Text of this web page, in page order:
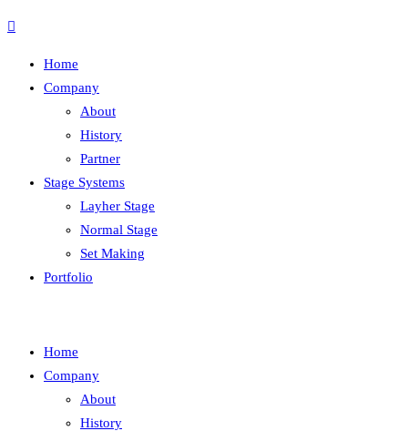
Home
Company
About
History
Partner
Stage Systems
Layher Stage
Normal Stage
Set Making
Portfolio
Home
Company
About
History